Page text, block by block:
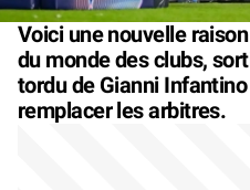
Voici une nouvelle
du monde des clubs,
tordu de Gianni
remplacer les arbitres.